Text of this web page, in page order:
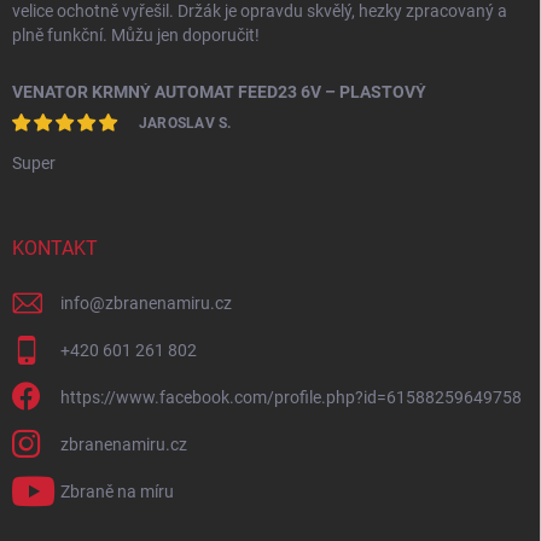
velice ochotně vyřešil. Držák je opravdu skvělý, hezky zpracovaný a
plně funkční. Můžu jen doporučit!
VENATOR KRMNÝ AUTOMAT FEED23 6V – PLASTOVÝ
JAROSLAV S.
Super
KONTAKT
info@zbranenamiru.cz
+420 601 261 802
https://www.facebook.com/profile.php?id=61588259649758
zbranenamiru.cz
Zbraně na míru